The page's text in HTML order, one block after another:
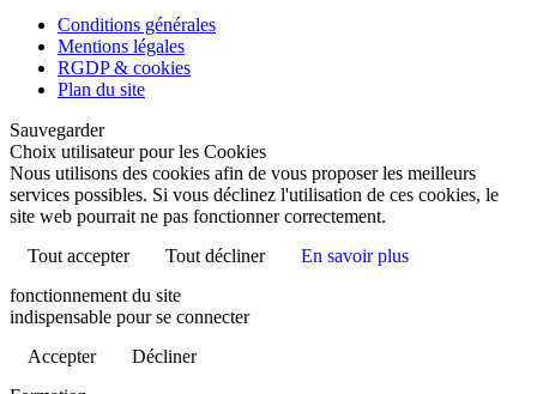
Conditions générales
Mentions légales
RGDP & cookies
Plan du site
Sauvegarder
Choix utilisateur pour les Cookies
Nous utilisons des cookies afin de vous proposer les meilleurs
services possibles. Si vous déclinez l'utilisation de ces cookies, le
site web pourrait ne pas fonctionner correctement.
Tout accepter
Tout décliner
En savoir plus
fonctionnement du site
indispensable pour se connecter
Accepter
Décliner